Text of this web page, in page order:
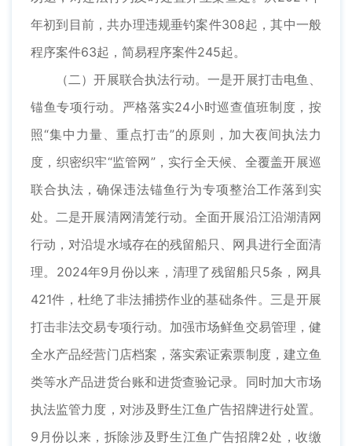
年初到目前，共办理违规垂钓案件308起，其中一般
程序案件63起，简易程序案件245起。
（二）开展联合执法行动。一是开展打击电鱼、
锚鱼专项行动。严格落实24小时巡查值班制度，按
照“集中力量、重点打击”的原则，加大夜间执法力
度，织密织牢“监管网”，实行全天候、全覆盖开展巡
联合执法，确保违法锚鱼行为专项整治工作落到实
处。二是开展清网清笼行动。全面开展沿江沿湖清网
行动，对沿堤水域存在的残留船只、网具进行全面清
理。2024年9月份以来，清理了残留船只5条，网具
421件，杜绝了非法捕捞作业的基础条件。三是开展
打击非法交易专项行动。加强市场鲜鱼交易管理，健
全水产品经营门店档案，落实索证索票制度，建立鱼
类等水产品进货台账和进货查验记录。同时加大市场
执法监管力度，对涉及野生江鱼广告招牌进行处置。
9月份以来，拆除涉及野生江鱼广告招牌2处，收缴